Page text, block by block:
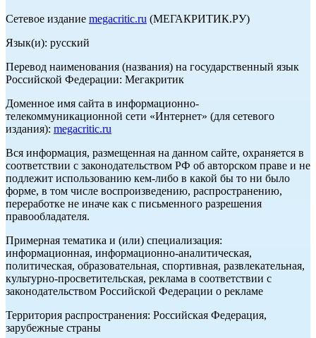
Сетевое издание megacritic.ru (МЕГАКРИТИК.РУ)
Язык(и): русский
Перевод наименования (названия) на государственный язык
Российской Федерации: Мегакритик
Доменное имя сайта в информационно-
телекоммуникационной сети «Интернет» (для сетевого
издания): megacritic.ru
Вся информация, размещенная на данном сайте, охраняется в
соответствии с законодательством РФ об авторском праве и не
подлежит использованию кем-либо в какой бы то ни было
форме, в том числе воспроизведению, распространению,
переработке не иначе как с письменного разрешения
правообладателя.
Примерная тематика и (или) специализация:
информационная, информационно-аналитическая,
политическая, образовательная, спортивная, развлекательная,
культурно-просветительская, реклама в соответствии с
законодательством Российской Федерации о рекламе
Территория распространения: Российская Федерация,
зарубежные страны